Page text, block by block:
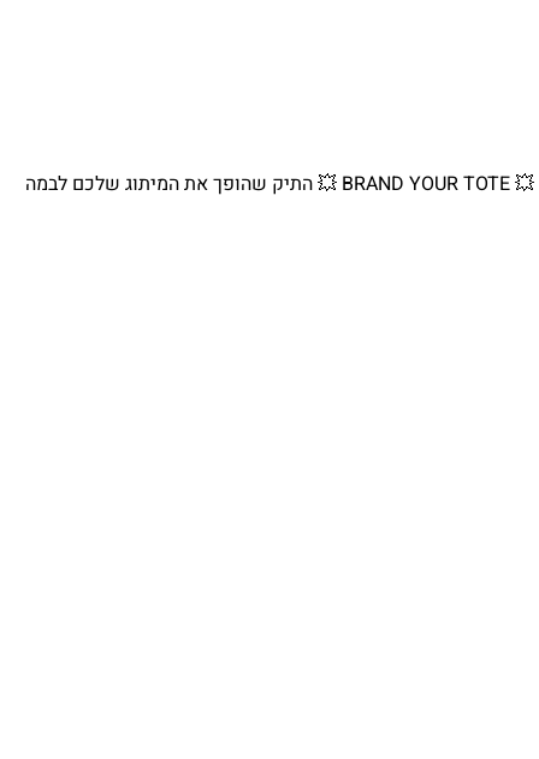
💥 BRAND YOUR TOTE 💥 התיק שהופך את המיתוג שלכם לבמה